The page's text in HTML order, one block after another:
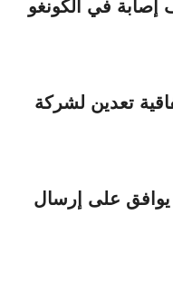
يتجاوز 4 آلاف إصابة في الكونغو
تعدين لشركة
يوافق على إرسال